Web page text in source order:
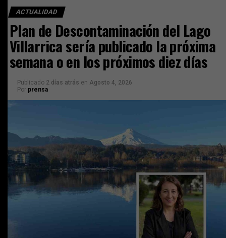
ACTUALIDAD
Plan de Descontaminación del Lago
Villarrica sería publicado la próxima
semana o en los próximos diez días
Publicado 2 días atrás en Agosto 4, 2026
Por prensa